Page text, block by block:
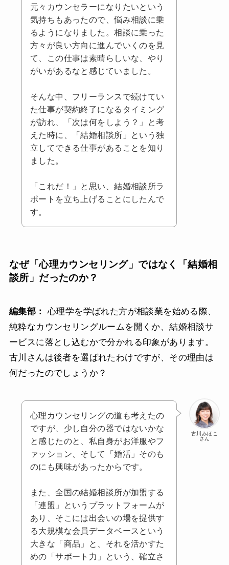
元々カウンセラーになりたいという
気持ちもあったので、悩み相談に乗
るようになりました。相談に乗った
方々が良い方向に進んでいくのを見
て、この仕事は素晴らしいな、やり
がいがあるなと感じていました。
そんな中、フリーランスで続けてい
た仕事が契約終了になるタイミング
が訪れ、「次は何をしよう？」と考
えた時に、「結婚相談所」という独
立してできる仕事があることを知り
ました。
「これだ！」と思い、結婚相談所ラ
ポートを立ち上げることにしたんで
す。
なぜ「心理カウンセリング」ではなく「結婚相
談所」だったのか？
編集部： 心理学を学ばれた方が相談業を始める際、
純粋なカウンセリングルームを開くか、結婚相談サ
ービスに落とし込むかで分かれる印象があります。
古川さんは後者を選ばれたわけですが、その理由は
何だったのでしょうか？
古川みほこ
さん
心理カウンセリングの道も考えたの
ですが、少し自分の器ではないかな
と感じたのと、私自身がお洋服やフ
ァッション、そして「婚活」そのも
のにも興味があったからです。
また、全国の結婚相談所が加盟する
「連盟」というプラットフォームが
あり、そこには出会いの場を提供す
る大規模な会員データベースという
大きな「商品」と、それを活かすた
めの「サポート力」という、確立さ